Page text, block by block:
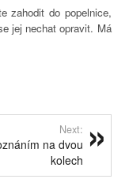
zahodit do popelnice,
jej nechat opravit. Má
Next:
na dvou
kolech